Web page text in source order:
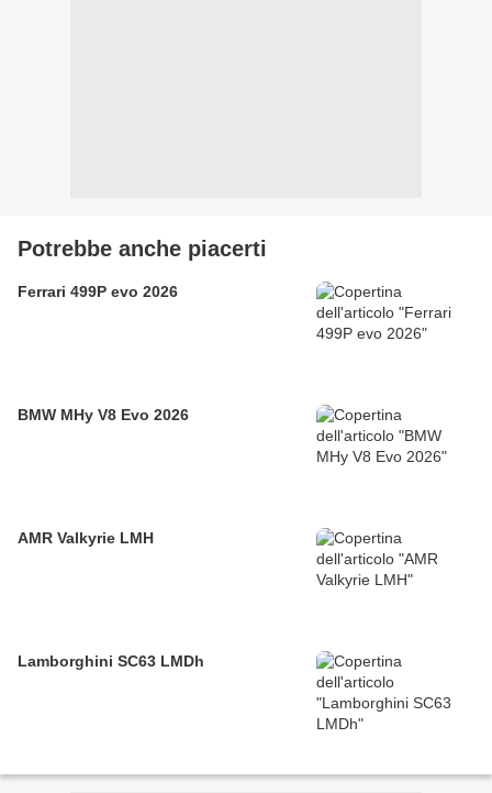
Potrebbe anche piacerti
Ferrari 499P evo 2026
BMW MHy V8 Evo 2026
AMR Valkyrie LMH
Lamborghini SC63 LMDh